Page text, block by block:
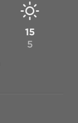
15
5